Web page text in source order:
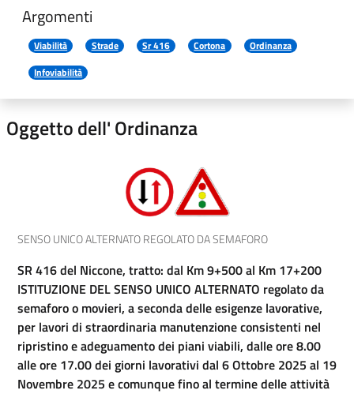
Argomenti
Viabilità Strade Sr 416 Cortona
Ordinanza
Infoviabilità
Oggetto dell' Ordinanza
SENSO UNICO ALTERNATO REGOLATO DA SEMAFORO
SR 416 del Niccone, tratto: dal Km 9+500 al Km 17+200
ISTITUZIONE DEL SENSO UNICO ALTERNATO regolato da
semaforo o movieri, a seconda delle esigenze lavorative,
per lavori di straordinaria manutenzione consistenti nel
ripristino e adeguamento dei piani viabili, dalle ore 8.00
alle ore 17.00 dei giorni lavorativi dal 6 Ottobre 2025 al 19
Novembre 2025 e comunque fino al termine delle attività